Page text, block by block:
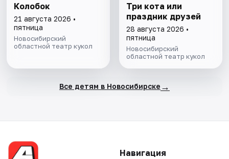
Колобок
21 августа 2026 •
пятница
Новосибирский
областной театр кукол
Три кота или
праздник друзей
28 августа 2026 •
пятница
Новосибирский
областной театр кукол
Все детям в Новосибирске →
Навигация